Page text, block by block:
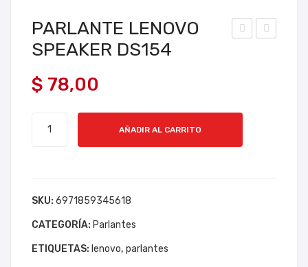
ZZ
PARLANTE LENOVO
SPEAKER DS154
$ 78,00
AÑADIR AL CARRITO
SKU: 6971859345618
CATEGORÍA: Parlantes
ETIQUETAS: lenovo, parlantes